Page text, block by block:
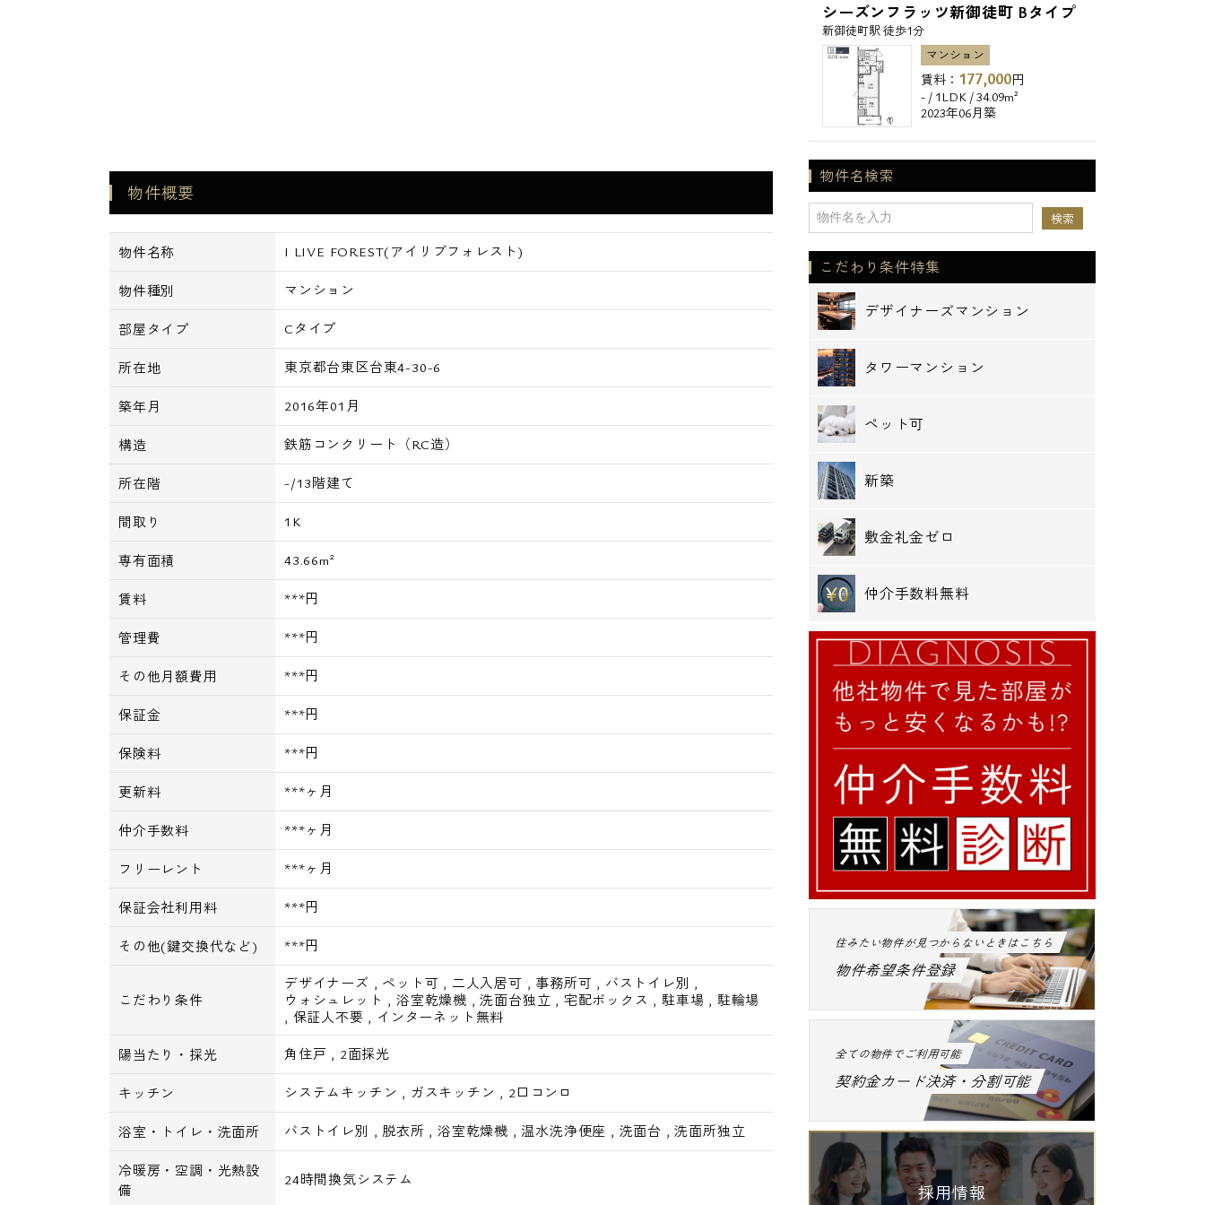
物件概要
物件名称 I LIVE FOREST(アイリブフォレスト)
物件種別 マンション
部屋タイプ Cタイプ
所在地 東京都台東区台東4-30-6
築年月 2016年01月
構造 鉄筋コンクリート（RC造）
所在階 -/13階建て
間取り 1K
専有面積 43.66m²
賃料 ***円
管理費 ***円
その他月額費用 ***円
保証金 ***円
保険料 ***円
更新料 ***ヶ月
仲介手数料 ***ヶ月
フリーレント ***ヶ月
保証会社利用料 ***円
その他(鍵交換代など) ***円
こだわり条件
デザイナーズ , ペット可 , 二人入居可 , 事務所可 , バストイレ別 ,
ウォシュレット ,浴室乾燥機 ,洗面台独立 , 宅配ボックス , 駐車場 , 駐輪場
, 保証人不要 , インターネット無料
陽当たり・採光 角住戸 , 2面採光
キッチン システムキッチン , ガスキッチン , 2口コンロ
浴室・トイレ・洗面所 バストイレ別 , 脱衣所 ,浴室乾燥機 , 温水洗浄便座 , 洗面台 ,洗面所独立
冷暖房・空調・光熱設
備
24時間換気システム
シーズンフラッツ新御徒町 Bタイプ
新御徒町駅 徒歩1分
マンション
賃料： 177,000円
- / 1LDK / 34.09m²
2023年06月築
物件名検索
こだわり条件特集
デザイナーズマンション
タワーマンション
ペット可
新築
敷金礼金ゼロ
仲介手数料無料
住みたい物件が見つからないときはこちら
物件希望条件登録
全ての物件でご利用可能
契約金カード決済・分割可能
採用情報